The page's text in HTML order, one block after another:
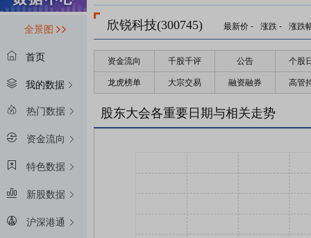
全景图
首页
我的数据
热门数据
资金流向
特色数据
新股数据
沪深港通
欣锐科技(300745) 最新价 - 涨跌 - 涨跌
资金流向 千股千评 公告 个股
龙虎榜单 大宗交易 融资融券 高管
股东大会各重要日期与相关走势